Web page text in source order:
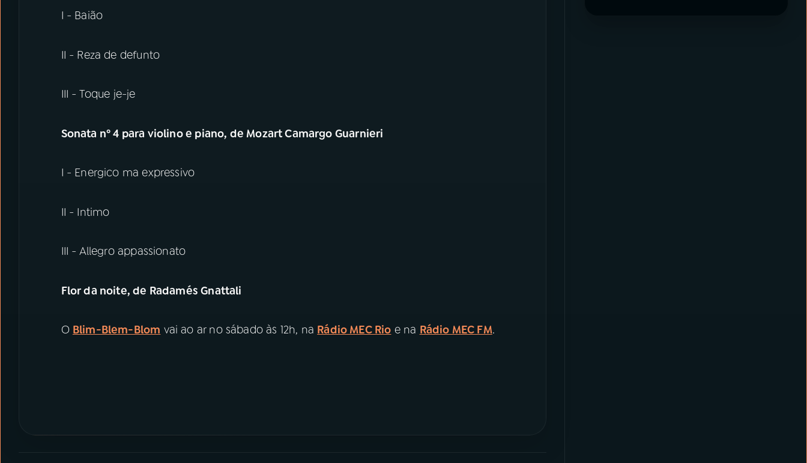
I - Baião
II - Reza de defunto
III - Toque je-je
Sonata nº 4 para violino e piano, de Mozart Camargo Guarnieri
I - Energico ma expressivo
II - Intimo
III - Allegro appassionato
Flor da noite, de Radamés Gnattali
O Blim-Blem-Blom vai ao ar no sábado às 12h, na Rádio MEC Rio e na Rádio MEC FM.